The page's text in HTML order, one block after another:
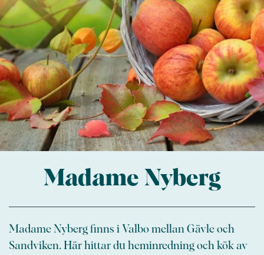
Madame Nyberg
Madame Nyberg finns i Valbo mellan Gävle och
Sandviken. Här hittar du heminredning och kök av